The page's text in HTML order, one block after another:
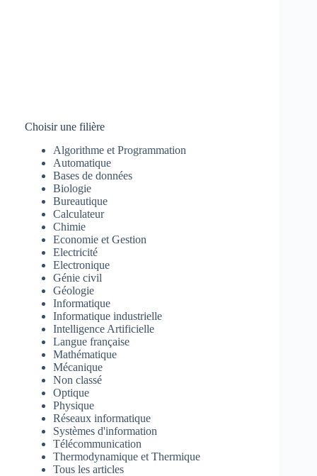
Choisir une filière
Algorithme et Programmation
Automatique
Bases de données
Biologie
Bureautique
Calculateur
Chimie
Economie et Gestion
Electricité
Electronique
Génie civil
Géologie
Informatique
Informatique industrielle
Intelligence Artificielle
Langue française
Mathématique
Mécanique
Non classé
Optique
Physique
Réseaux informatique
Systèmes d'information
Télécommunication
Thermodynamique et Thermique
Tous les articles